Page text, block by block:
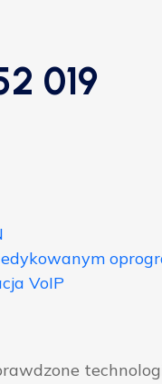
019
VoIP